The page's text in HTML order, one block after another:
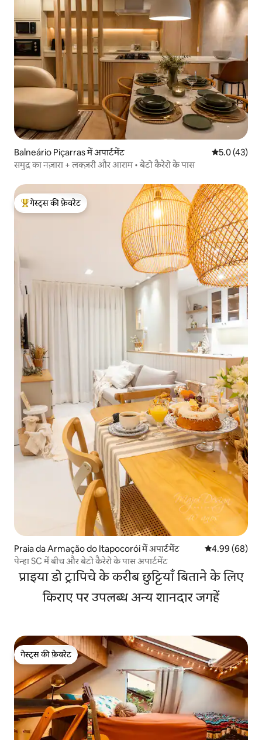
Balneário Piçarras में अपार्टमेंट औसत रेटिंग 5
5.0 (43)
समुद्र का नज़ारा + लक्ज़री और आराम • बेटो कैरेरो के पास
गेस्ट्स का टॉप फ़ेवरेट
गेस्ट्स की फ़ेवरेट
Praia da Armação do Itapocorói में अपार्टमेंट औसत रेटिंग 5 में
4.99 (68)
पेन्हा SC में बीच और बेटो कैरेरो के पास अपार्टमेंट
प्राइया डो ट्रापिचे के करीब छुट्टियाँ बिताने के लिए
किराए पर उपलब्ध अन्य शानदार जगहें
गेस्ट्स की फ़ेवरेट
गेस्ट्स की फ़ेवरेट